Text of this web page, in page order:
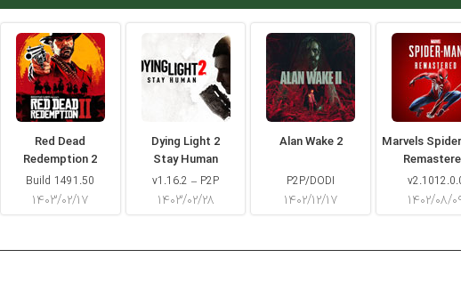
Red Dead
Redemption 2
Build 1491.50
۱۴۰۳/۰۲/۱۷
Dying Light 2
Stay Human
v1.16.2 – P2P
۱۴۰۳/۰۲/۲۸
Alan Wake 2
P2P/DODI
۱۴۰۲/۱۲/۱۷
Marvels
۰۸/۰۹